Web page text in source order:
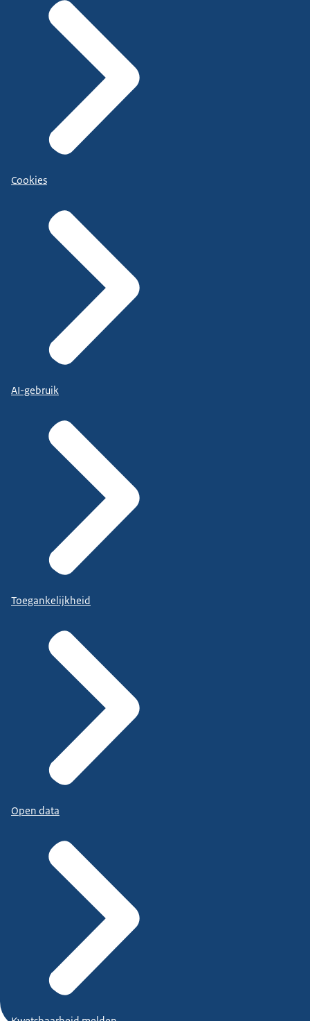
Cookies
AI-gebruik
Toegankelijkheid
Open data